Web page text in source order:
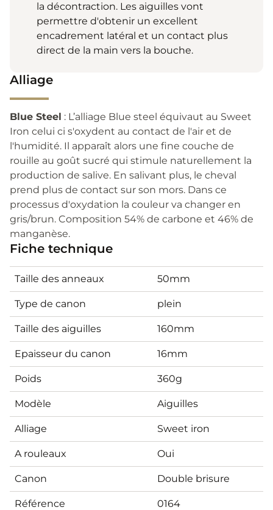
la décontraction. Les aiguilles vont
permettre d'obtenir un excellent
encadrement latéral et un contact plus
direct de la main vers la bouche.
Alliage
Blue Steel : L’alliage Blue steel équivaut au Sweet
Iron celui ci s'oxydent au contact de l'air et de
l'humidité. Il apparaît alors une fine couche de
rouille au goût sucré qui stimule naturellement la
production de salive. En salivant plus, le cheval
prend plus de contact sur son mors. Dans ce
processus d'oxydation la couleur va changer en
gris/brun. Composition 54% de carbone et 46% de
manganèse.
Fiche technique
Taille des anneaux 50mm
Type de canon plein
Taille des aiguilles 160mm
Epaisseur du canon 16mm
Poids 360g
Modèle Aiguilles
Alliage Sweet iron
A rouleaux Oui
Canon Double brisure
Référence 0164